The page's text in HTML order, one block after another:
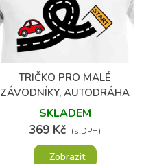
TRIČKO PRO MALÉ
ZÁVODNÍKY, AUTODRÁHA
SKLADEM
369 Kč (s DPH)
Zobrazit